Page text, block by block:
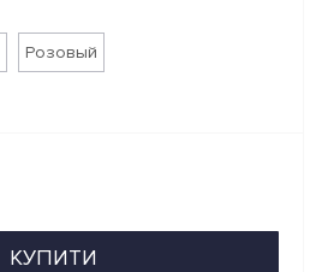
Розовый
КУПИТИ